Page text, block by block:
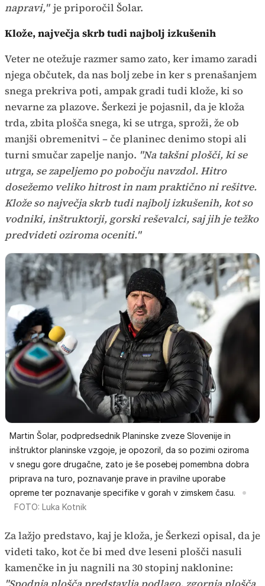
napravi," je priporočil Šolar.
Klože, največja skrb tudi najbolj izkušenih
Veter ne otežuje razmer samo zato, ker imamo zaradi
njega občutek, da nas bolj zebe in ker s prenašanjem
snega prekriva poti, ampak gradi tudi klože, ki so
nevarne za plazove. Šerkezi je pojasnil, da je kloža
trda, zbita plošča snega, ki se utrga, sproži, že ob
manjši obremenitvi – če planinec denimo stopi ali
turni smučar zapelje nanjo. "Na takšni plošči, ki se
utrga, se zapeljemo po pobočju navzdol. Hitro
dosežemo veliko hitrost in nam praktično ni rešitve.
Klože so največja skrb tudi najbolj izkušenih, kot so
vodniki, inštruktorji, gorski reševalci, saj jih je težko
predvideti oziroma oceniti."
Martin Šolar, podpredsednik Planinske zveze Slovenije in
inštruktor planinske vzgoje, je opozoril, da so pozimi oziroma
v snegu gore drugačne, zato je še posebej pomembna dobra
priprava na turo, poznavanje prave in pravilne uporabe
opreme ter poznavanje specifike v gorah v zimskem času.
FOTO: Luka Kotnik
Za lažjo predstavo, kaj je kloža, je Šerkezi opisal, da je
videti tako, kot če bi med dve leseni plošči nasuli
kamenčke in ju nagnili na 30 stopinj naklonine: